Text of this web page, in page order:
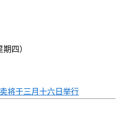
四）
将于三月十六日举行